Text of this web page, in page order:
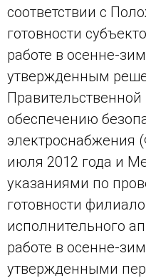
соответствии с
готовности
работе в осенне-
утвержденным
обеспечению
электроснабжения
июля 2012 года и
указаниями по
готовности
исполнительного
работе в осенне-
утвержденными